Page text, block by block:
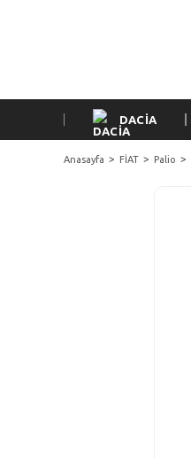
DACİA
Anasayfa FİAT Palio